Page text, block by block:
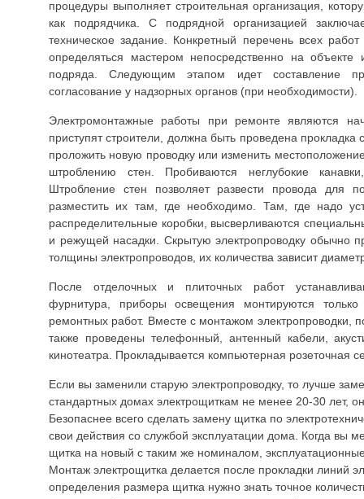
процедуры выполняет строительная организация,
как подрядчика. С подрядной организацией
техническое задание. Конкретный перечень всех
определяться мастером непосредственно на
подряда. Следующим этапом идет составление
согласование у надзорных органов (при необходимости).
Электромонтажные работы при ремонте являются
приступят строители, должна быть проведена прокладка
проложить новую проводку или изменить
штроблению стен. Пробиваются неглубокие
Штробление стен позволяет развести провода для
разместить их там, где необходимо. Там, где надо
распределительные коробки, высверливаются
и режущей насадки. Скрытую электропроводку обычно
толщины электропроводов, их количества зависит
После отделочных и плиточных работ
фурнитура, приборы освещения монтируются
ремонтных работ. Вместе с монтажом электропроводки,
также проведены телефонный, антенный кабели,
кинотеатра. Прокладывается компьютерная розеточная
Если вы заменили старую электропроводку, то лучше
стандартных домах электрощиткам не менее 20-30 лет,
Безопаснее всего сделать замену щитка по
свои действия со службой эксплуатации дома. Когда вы
щитка на новый с таким же номиналом,
Монтаж электрощитка делается после прокладки линий
определения размера щитка нужно знать точное